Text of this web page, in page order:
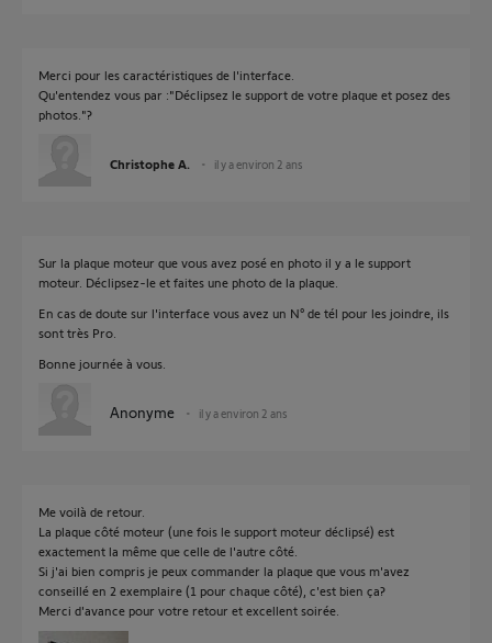
Merci pour les caractéristiques de l'interface.
Qu'entendez vous par :"Déclipsez le support de votre plaque et posez des
photos."?
Christophe A. il y a environ 2 ans
Sur la plaque moteur que vous avez posé en photo il y a le support
moteur. Déclipsez-le et faites une photo de la plaque.
En cas de doute sur l'interface vous avez un N° de tél pour les joindre, ils
sont très Pro.
Bonne journée à vous.
Anonyme il y a environ 2 ans
Me voilà de retour.
La plaque côté moteur (une fois le support moteur déclipsé) est
exactement la même que celle de l'autre côté.
Si j'ai bien compris je peux commander la plaque que vous m'avez
conseillé en 2 exemplaire (1 pour chaque côté), c'est bien ça?
Merci d'avance pour votre retour et excellent soirée.